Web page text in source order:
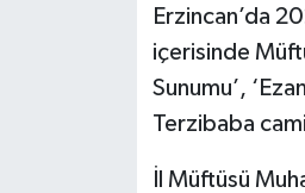
Erzincan’da
içerisinde
Sunumu’,
Terzibaba
İl Müftüsü